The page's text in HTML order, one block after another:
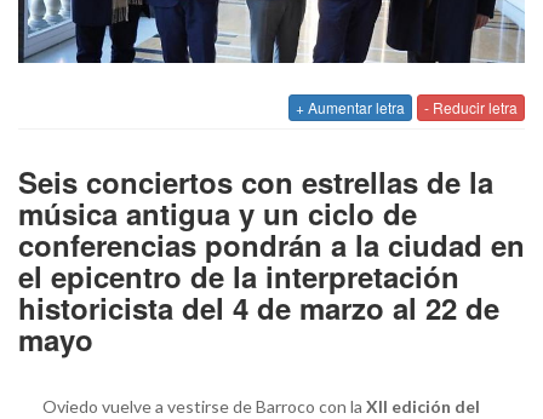
+ Aumentar letra - Reducir letra
Seis conciertos con estrellas de la
música antigua y un ciclo de
conferencias pondrán a la ciudad en
el epicentro de la interpretación
historicista del 4 de marzo al 22 de
mayo
Oviedo vuelve a vestirse de Barroco con la XII edición del